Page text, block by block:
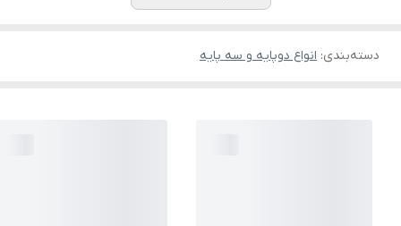
دسته‌بندی: انواع دوپایه و سه پایه